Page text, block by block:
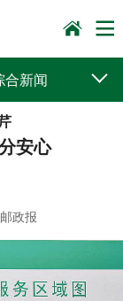
合新闻
服务
安心
政报